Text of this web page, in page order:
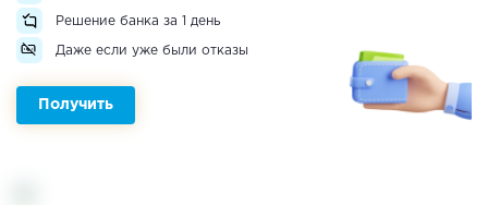
Решение банка за 1 день
Даже если уже были отказы
Получить